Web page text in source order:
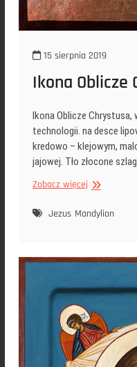
15 sierpnia 2019
Ikona Oblicze
Ikona Oblicze Chrystusa,
technologii. na desce
kredowo – klejowym,
jajowej. Tło złocone
Zobacz więcejIkona
Chrystusa
Jezus Mandylion